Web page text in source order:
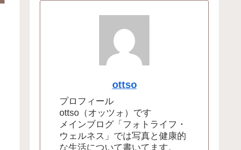
ottso
プロフィール
ottso（オッツォ）です
メインブログ「フォトライフ・
ウェルネス」では写真と健康的
な生活について書いてます。